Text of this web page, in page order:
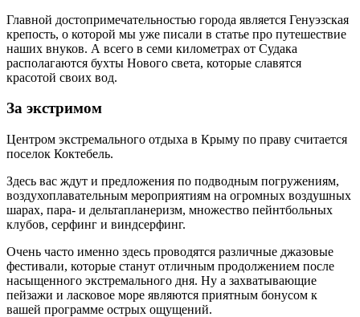
Главной достопримечательностью города является Генуэзская
крепость, о которой мы уже писали в статье про путешествие
наших внуков. А всего в семи километрах от Судака
располагаются бухты Нового света, которые славятся
красотой своих вод.
За экстримом
Центром экстремального отдыха в Крыму по праву считается
поселок Коктебель.
Здесь вас ждут и предложения по подводным погружениям,
воздухоплавательным мероприятиям на огромных воздушных
шарах, пара- и дельтапланеризм, множество пейнтбольных
клубов, серфинг и виндсерфинг.
Очень часто именно здесь проводятся различные джазовые
фестивали, которые станут отличным продолжением после
насыщенного экстремального дня. Ну а захватывающие
пейзажи и ласковое море являются приятным бонусом к
вашей программе острых ощущений.